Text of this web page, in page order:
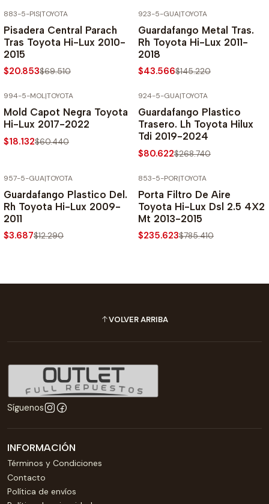
883-5-PIS|TOYOTA
Pisadera Central Parach
Tras Toyota Hi-Lux 2010-
2015
$20.853$69.510
923-5-GUA|TOYOTA
Guardafango Metal Tras.
Rh Toyota Hi-Lux 2011-
2018
$43.566$145.220
994-5-MOL|TOYOTA
Mold Capot Negra Toyota
Hi-Lux 2017-2022
$18.132$60.440
924-5-GUA|TOYOTA
Guardafango Plastico
Trasero. Lh Toyota Hilux
Tdi 2019-2024
$80.622$268.740
957-5-GUA|TOYOTA
Guardafango Plastico Del.
Rh Toyota Hi-Lux 2009-
2011
$3.687$12.290
853-5-POR|TOYOTA
Porta Filtro De Aire
Toyota Hi-Lux Dsl 2.5 4X2
Mt 2013-2015
$235.623$785.410
VOLVER ARRIBA
Síguenos
INFORMACIÓN
Términos y Condiciones
Contacto
Política de envíos